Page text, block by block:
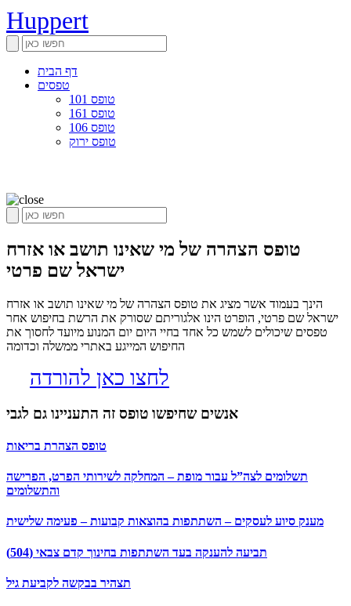
Huppert
דף הבית
טפסים
טופס 101
טופס 161
טופס 106
טופס ירוק
טופס הצהרה של מי שאינו תושב או אזרח
ישראל שם פרטי
הינך בעמוד אשר מציג את טופס הצהרה של מי שאינו תושב או אזרח
ישראל שם פרטי, הופרט הינו אלגוריתם שסורק את הרשת בחיפוש אחר
טפסים שיכולים לשמש כל אחד בחיי היום יום המנוע מיועד לחסוך את
החיפוש המייגע באתרי ממשלה וכדומה
לחצו כאן להורדה
אנשים שחיפשו טופס זה התעניינו גם לגבי
טופס הצהרת בריאות
תשלומים לצה”ל עבור מופת – המחלקה לשירותי הפרט, הפרישה
והתשלומים
מענק סיוע לעסקים – השתתפות בהוצאות קבועות – פעימה שלישית
תביעה להענקה בעד השתתפות בחינוך קדם צבאי (504)
תצהיר בבקשה לקביעת גיל